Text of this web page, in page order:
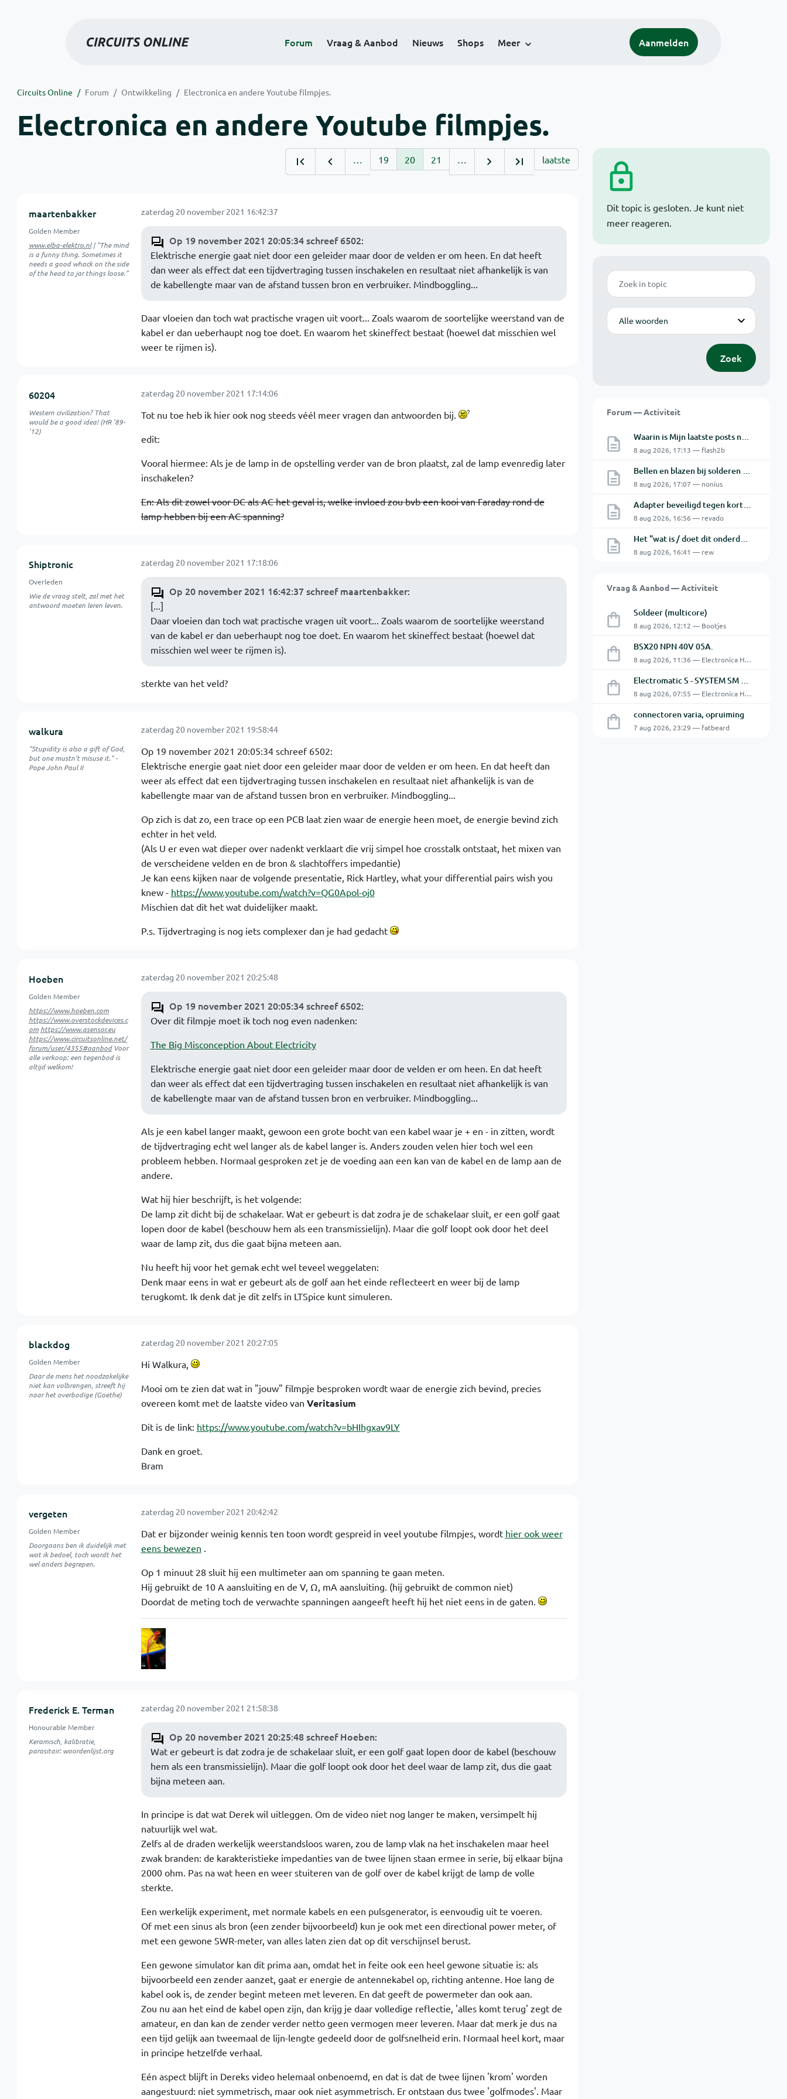
Forum Vraag & Aanbod Nieuws Shops Meer Aanmelden
Circuits Online Forum Ontwikkeling Electronica en andere Youtube filmpjes.
Electronica en andere Youtube filmpjes.
Dit topic is gesloten. Je kunt niet
meer reageren.
Zoek
Modus
Zoek
Forum — Activiteit
Waarin is Mijn laatste posts niet Mijn laatste posts ?
8 aug 2026, 17:13 — flash2b
Bellen en blazen bij solderen van Chinese PCBs
8 aug 2026, 17:07 — nonius
Adapter beveiligd tegen kortsluiting maar toch defect?
8 aug 2026, 16:56 — revado
Het "wat is / doet dit onderdeel" topic Deel 12
8 aug 2026, 16:41 — rew
Vraag & Aanbod — Activiteit
Soldeer (multicore)
8 aug 2026, 12:12 — Bootjes
BSX20 NPN 40V 05A.
8 aug 2026, 11:36 — Electronica Hobbyist
Electromatic S - SYSTEM SM 125 220
8 aug 2026, 07:55 — Electronica Hobbyist
connectoren varia, opruiming
7 aug 2026, 23:29 — fatbeard
… 19 20 21 … laatste
maartenbakker
Golden Member
www.elba-elektro.nl| "The mind
is a funny thing. Sometimes it
needs a good whack on the side
of the head to jar things loose."
zaterdag 20 november 2021 16:42:37
Op 19 november 2021 20:05:34 schreef 6502:
Elektrische energie gaat niet door een geleider maar door de velden er om heen. En dat heeft
dan weer als effect dat een tijdvertraging tussen inschakelen en resultaat niet afhankelijk is van
de kabellengte maar van de afstand tussen bron en verbruiker. Mindboggling...
Daar vloeien dan toch wat practische vragen uit voort... Zoals waarom de soortelijke weerstand van de
kabel er dan ueberhaupt nog toe doet. En waarom het skineffect bestaat (hoewel dat misschien wel
weer te rijmen is).
60204
Western civilization? That
would be a good idea! (HR '89-
'12)
zaterdag 20 november 2021 17:14:06
Tot nu toe heb ik hier ook nog steeds véél meer vragen dan antwoorden bij.
edit:
Vooral hiermee: Als je de lamp in de opstelling verder van de bron plaatst, zal de lamp evenredig later
inschakelen?
En: Als dit zowel voor DC als AC het geval is, welke invloed zou bvb een kooi van Faraday rond de
lamp hebben bij een AC spanning?
Shiptronic
Overleden
Wie de vraag stelt, zal met het
antwoord moeten leren leven.
zaterdag 20 november 2021 17:18:06
Op 20 november 2021 16:42:37 schreef maartenbakker:
[...]
Daar vloeien dan toch wat practische vragen uit voort... Zoals waarom de soortelijke weerstand
van de kabel er dan ueberhaupt nog toe doet. En waarom het skineffect bestaat (hoewel dat
misschien wel weer te rijmen is).
sterkte van het veld?
walkura
"Stupidity is also a gift of God,
but one mustn't misuse it." -
Pope John Paul II
zaterdag 20 november 2021 19:58:44
Op 19 november 2021 20:05:34 schreef 6502:
Elektrische energie gaat niet door een geleider maar door de velden er om heen. En dat heeft dan
weer als effect dat een tijdvertraging tussen inschakelen en resultaat niet afhankelijk is van de
kabellengte maar van de afstand tussen bron en verbruiker. Mindboggling...
Op zich is dat zo, een trace op een PCB laat zien waar de energie heen moet, de energie bevind zich
echter in het veld.
(Als U er even wat dieper over nadenkt verklaart die vrij simpel hoe crosstalk ontstaat, het mixen van
de verscheidene velden en de bron & slachtoffers impedantie)
Je kan eens kijken naar de volgende presentatie, Rick Hartley, what your differential pairs wish you
knew - https://www.youtube.com/watch?v=QG0Apol-oj0
Mischien dat dit het wat duidelijker maakt.
P.s. Tijdvertraging is nog iets complexer dan je had gedacht
Hoeben
Golden Member
https://www.hoeben.com
https://www.overstockdevices.c
om https://www.asensor.eu
https://www.circuitsonline.net/
forum/user/4355#aanbodVoor
alle verkoop: een tegenbod is
altijd welkom!
zaterdag 20 november 2021 20:25:48
Op 19 november 2021 20:05:34 schreef 6502:
Over dit filmpje moet ik toch nog even nadenken:
The Big Misconception About Electricity
Elektrische energie gaat niet door een geleider maar door de velden er om heen. En dat heeft
dan weer als effect dat een tijdvertraging tussen inschakelen en resultaat niet afhankelijk is van
de kabellengte maar van de afstand tussen bron en verbruiker. Mindboggling...
Als je een kabel langer maakt, gewoon een grote bocht van een kabel waar je + en - in zitten, wordt
de tijdvertraging echt wel langer als de kabel langer is. Anders zouden velen hier toch wel een
probleem hebben. Normaal gesproken zet je de voeding aan een kan van de kabel en de lamp aan de
andere.
Wat hij hier beschrijft, is het volgende:
De lamp zit dicht bij de schakelaar. Wat er gebeurt is dat zodra je de schakelaar sluit, er een golf gaat
lopen door de kabel (beschouw hem als een transmissielijn). Maar die golf loopt ook door het deel
waar de lamp zit, dus die gaat bijna meteen aan.
Nu heeft hij voor het gemak echt wel teveel weggelaten:
Denk maar eens in wat er gebeurt als de golf aan het einde reflecteert en weer bij de lamp
terugkomt. Ik denk dat je dit zelfs in LTSpice kunt simuleren.
blackdog
Golden Member
Daar de mens het noodzakelijke
niet kan volbrengen, streeft hij
naar het overbodige (Goethe)
zaterdag 20 november 2021 20:27:05
Hi Walkura,
Mooi om te zien dat wat in "jouw" filmpje besproken wordt waar de energie zich bevind, precies
overeen komt met de laatste video van Veritasium
Dit is de link: https://www.youtube.com/watch?v=bHIhgxav9LY
Dank en groet.
Bram
vergeten
Golden Member
Doorgaans ben ik duidelijk met
wat ik bedoel, toch wordt het
wel anders begrepen.
zaterdag 20 november 2021 20:42:42
Dat er bijzonder weinig kennis ten toon wordt gespreid in veel youtube filmpjes, wordt hier ook weer
eens bewezen .
Op 1 minuut 28 sluit hij een multimeter aan om spanning te gaan meten.
Hij gebruikt de 10 A aansluiting en de V, Ω, mA aansluiting. (hij gebruikt de common niet)
Doordat de meting toch de verwachte spanningen aangeeft heeft hij het niet eens in de gaten.
Frederick E. Terman
Honourable Member
Keramisch, kalibratie,
parasitair: woordenlijst.org
zaterdag 20 november 2021 21:58:38
Op 20 november 2021 20:25:48 schreef Hoeben:
Wat er gebeurt is dat zodra je de schakelaar sluit, er een golf gaat lopen door de kabel (beschouw
hem als een transmissielijn). Maar die golf loopt ook door het deel waar de lamp zit, dus die gaat
bijna meteen aan.
In principe is dat wat Derek wil uitleggen. Om de video niet nog langer te maken, versimpelt hij
natuurlijk wel wat.
Zelfs al de draden werkelijk weerstandsloos waren, zou de lamp vlak na het inschakelen maar heel
zwak branden: de karakteristieke impedanties van de twee lijnen staan ermee in serie, bij elkaar bijna
2000 ohm. Pas na wat heen en weer stuiteren van de golf over de kabel krijgt de lamp de volle
sterkte.
Een werkelijk experiment, met normale kabels en een pulsgenerator, is eenvoudig uit te voeren.
Of met een sinus als bron (een zender bijvoorbeeld) kun je ook met een directional power meter, of
met een gewone SWR-meter, van alles laten zien dat op dit verschijnsel berust.
Een gewone simulator kan dit prima aan, omdat het in feite ook een heel gewone situatie is: als
bijvoorbeeld een zender aanzet, gaat er energie de antennekabel op, richting antenne. Hoe lang de
kabel ook is, de zender begint meteen met leveren. En dat geeft de powermeter dan ook aan.
Zou nu aan het eind de kabel open zijn, dan krijg je daar volledige reflectie, 'alles komt terug' zegt de
amateur, en dan kan de zender verder netto geen vermogen meer leveren. Maar dat merk je dus na
een tijd gelijk aan tweemaal de lijn-lengte gedeeld door de golfsnelheid erin. Normaal heel kort, maar
in principe hetzelfde verhaal.
Eén aspect blijft in Dereks video helemaal onbenoemd, en dat is dat de twee lijnen 'krom' worden
aangestuurd: niet symmetrisch, maar ook niet asymmetrisch. Er ontstaan dus twee 'golfmodes'. Maar